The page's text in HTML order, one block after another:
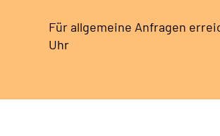
Für allgemeine Anfragen
Uhr